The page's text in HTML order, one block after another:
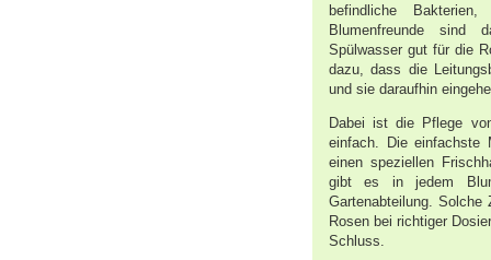
befindliche
Blumenfreunde sind
Spülwasser gut für die
dazu, dass die
und sie daraufhin
Dabei ist die Pflege
einfach. Die einfachste
einen speziellen
gibt es in jedem
Gartenabteilung. Solche
Rosen bei richtiger
Schluss.